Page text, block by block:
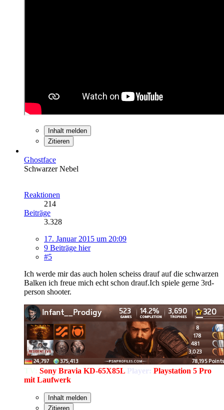
Inhalt melden
Zitieren
Ghostface
Schwarzer Nebel
Reaktionen
214
Beiträge
3.328
17. Januar 2015 um 20:09
9 Beiträge hier
#5
Ich werde mir das auch holen scheiss drauf auf die schwarzen
Balken ich freue mich echt schon drauf.Ich spiele gerne 3rd-
person shooter.
Sony Bravia KD-65X85L Player: Playstation 5 Pro
mit Laufwerk
Inhalt melden
Zitieren